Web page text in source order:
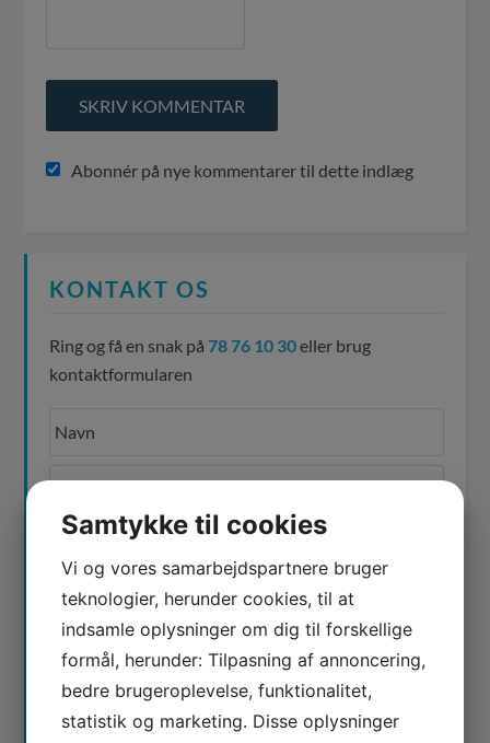
Abonnér på nye kommentarer til dette indlæg
KONTAKT OS
Ring og få en snak på78 76 10 30eller brug
kontaktformularen
Jeg er ikke en robot
Samtykke til cookies
Vi og vores samarbejdspartnere bruger
teknologier, herunder cookies, til at
indsamle oplysninger om dig til forskellige
formål, herunder: Tilpasning af annoncering,
bedre brugeroplevelse, funktionalitet,
statistik og marketing. Disse oplysninger